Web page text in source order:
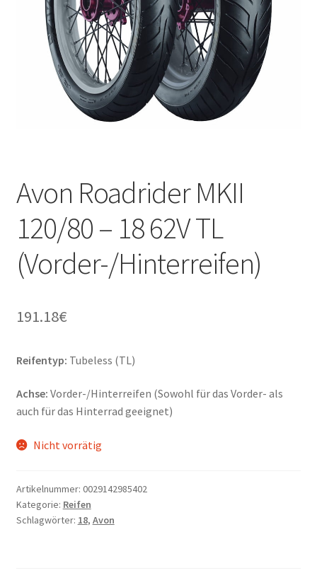
Avon Roadrider MKII
120/80 – 18 62V TL
(Vorder-/Hinterreifen)
191.18€
Reifentyp: Tubeless (TL)
Achse: Vorder-/Hinterreifen (Sowohl für das Vorder- als
auch für das Hinterrad geeignet)
Nicht vorrätig
Artikelnummer: 0029142985402
Kategorie: Reifen
Schlagwörter: 18, Avon